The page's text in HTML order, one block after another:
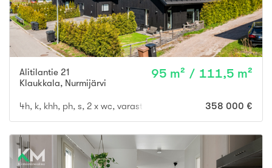
Alitilantie 21
Klaukkala, Nurmijärvi
95 m² / 111,5 m²
4h, k, khh, ph, s, 2 x wc, varasto 358 000 €